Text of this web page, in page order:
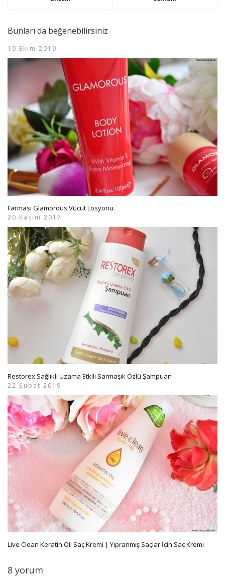
Bunları da beğenebilirsiniz
19 Ekim 2019
Farmasi Glamorous Vücut Losyonu
20 Kasım 2017
Restorex Sağlıklı Uzama Etkili Sarmaşık Özlü Şampuan
22 Şubat 2019
Live Clean Keratin Oil Saç Kremi | Yıpranmış Saçlar İçin Saç Kremi
8 yorum